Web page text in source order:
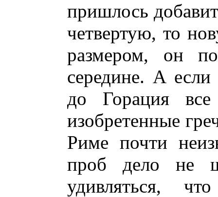
пришлось
четвертую, то
размером, он
середине. А
до Горация
изобретенные
Риме почти
проб дело не
удивляться,